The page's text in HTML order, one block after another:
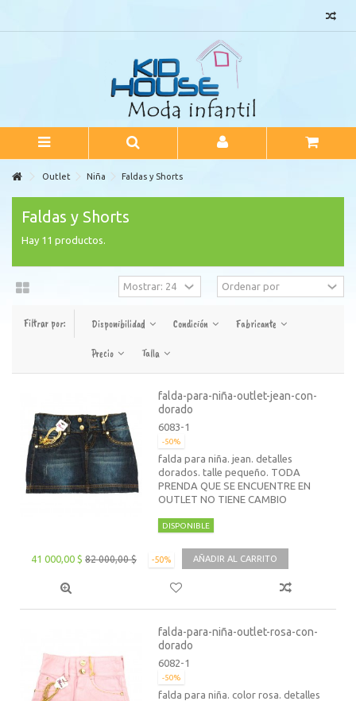
Outlet Niña Faldas y Shorts
Faldas y Shorts
Hay 11 productos.
Filtrar por: Disponibilidad Condición Fabricante
Precio Talla
falda-para-niña-outlet-jean-con-
dorado
6083-1
-50%
falda para niña. jean. detalles
dorados. talle pequeño. TODA
PRENDA QUE SE ENCUENTRE EN
OUTLET NO TIENE CAMBIO
DISPONIBLE
41 000,00 $ 82 000,00 $ -50% AÑADIR AL CARRITO
falda-para-niña-outlet-rosa-con-
dorado
6082-1
-50%
falda para niña. color rosa. detalles